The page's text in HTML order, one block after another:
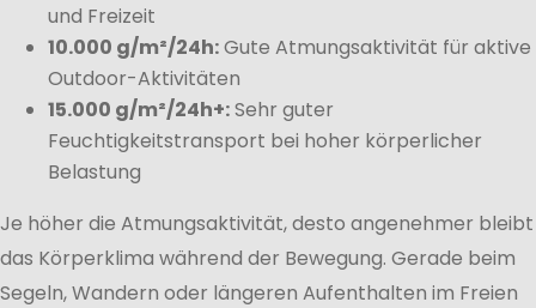
und Freizeit
10.000 g/m²/24h:Gute Atmungsaktivität für aktive
Outdoor-Aktivitäten
15.000 g/m²/24h+:Sehr guter
Feuchtigkeitstransport bei hoher körperlicher
Belastung
Je höher die Atmungsaktivität, desto angenehmer bleibt
das Körperklima während der Bewegung. Gerade beim
Segeln, Wandern oder längeren Aufenthalten im Freien